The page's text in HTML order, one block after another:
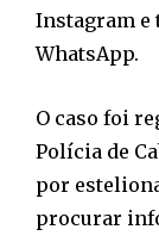
Instagram e
WhatsApp.
O caso foi
Polícia de
por
procurar